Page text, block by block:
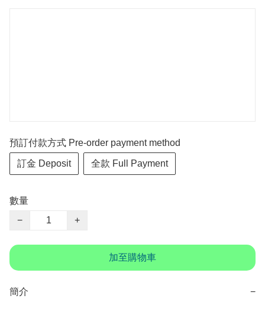
預訂付款方式 Pre-order payment method
訂金 Deposit 全款 Full Payment
數量
−
+
加至購物車
簡介 −